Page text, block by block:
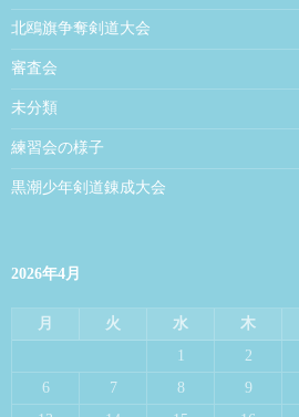
北鴎旗争奪剣道大会
審査会
未分類
練習会の様子
黒潮少年剣道錬成大会
2026年4月
月 火 水 木
1 2
6
7 8 9